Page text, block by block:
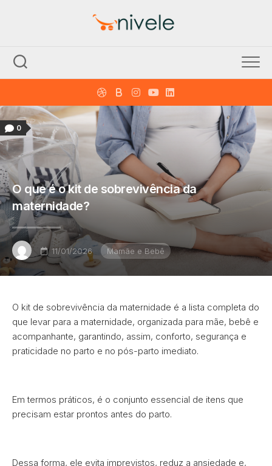
0
O que é o kit de sobrevivência da
maternidade?
11/01/2026 Mamãe e Bebê
O kit de sobrevivência da maternidade é a lista completa do
que levar para a maternidade, organizada para mãe, bebê e
acompanhante, garantindo, assim, conforto, segurança e
praticidade no parto e no pós-parto imediato.
Em termos práticos, é o conjunto essencial de itens que
precisam estar prontos antes do parto.
Dessa forma, ele evita imprevistos, reduz a ansiedade e,